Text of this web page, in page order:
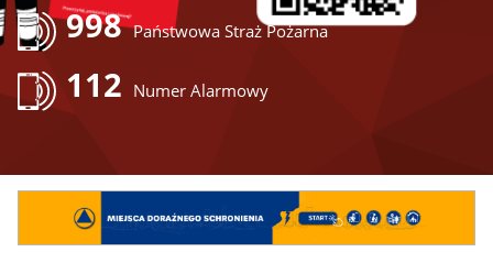
998 Państwowa Straż Pożarna
112 Numer Alarmowy
doraźnego
schronienia